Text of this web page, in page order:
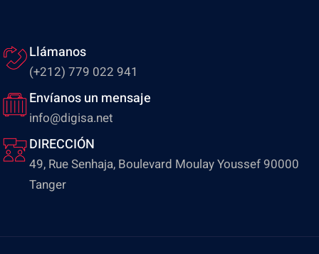
Llámanos
(+212) 779 022 941
Envíanos un mensaje
info@digisa.net
DIRECCIÓN
49, Rue Senhaja, Boulevard Moulay Youssef 90000
Tanger